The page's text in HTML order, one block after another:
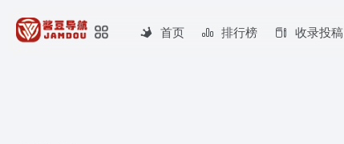
首页 排行榜 收录投稿